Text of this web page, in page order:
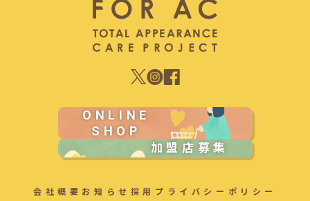
ONLINE
SHOP
加盟店募集
会社概要 お知らせ 採用 プライバシーポリシー